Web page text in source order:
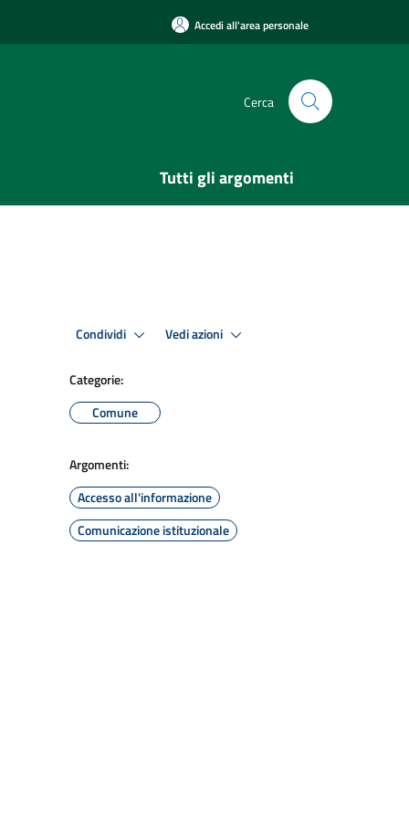
Accedi all'area personale
Cerca
Tutti gli argomenti
Condividi Vedi azioni
Categorie:
Comune
Argomenti:
Accesso all'informazione
Comunicazione istituzionale